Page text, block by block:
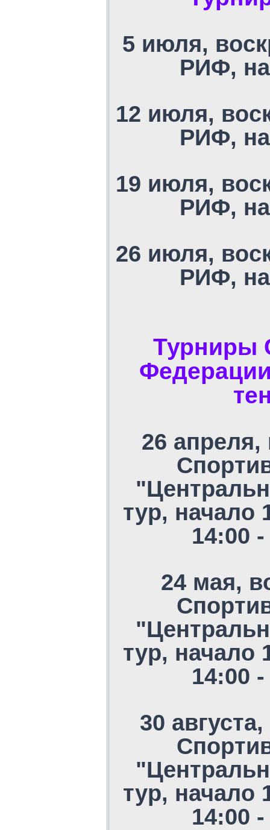
5 июля,
РИФ,
12 июля,
РИФ,
19 июля,
РИФ,
26 июля,
РИФ,
Турниры
26 апреля,
тур, начало
14:00
24 мая,
тур, начало
14:00
30
тур, начало
14:00